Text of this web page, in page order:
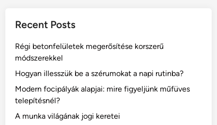
n
k
j
o
g
i
e
Recent Posts
Régi betonfelületek megerősítése korszerű
módszerekkel
Hogyan illesszük be a szérumokat a napi rutinba?
Modern focipályák alapjai: mire figyeljünk műfüves
telepítésnél?
A munka világának jogi keretei